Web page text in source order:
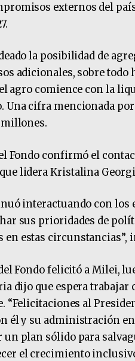
externos del
la posibilidad de
adicionales, sobre todo
agro comience con la
cifra mencionada
millones.
Fondo confirmó el
lidera Kristalina
interactuando con los
sus prioridades de
estas circunstancias”,
Fondo felicitó a Milei,
dijo que espera trabajar
“Felicitaciones al
él y su administración
plan sólido para
el crecimiento